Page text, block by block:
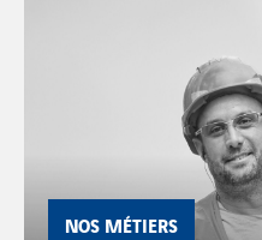
NOS MÉTIERS